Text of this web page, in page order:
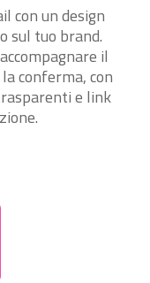
con un design
sul tuo brand.
il
conferma, con
e link